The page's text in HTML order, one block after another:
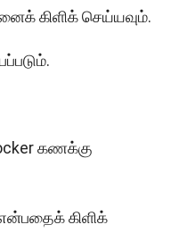
கிளிக் செய்யவும்.
கணக்கு
கிளிக்